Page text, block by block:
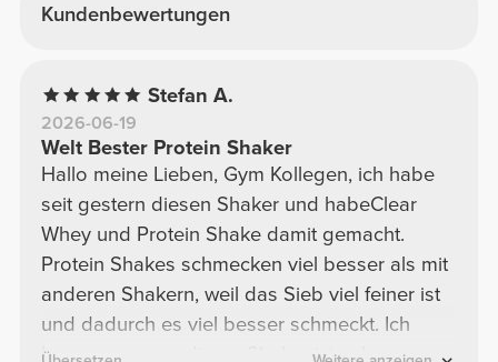
Kundenbewertungen
Stefan A.
2026-06-19
Welt Bester Protein Shaker
Hallo meine Lieben, Gym Kollegen, ich habe
seit gestern diesen Shaker und habeClear
Whey und Protein Shake damit gemacht.
Protein Shakes schmecken viel besser als mit
anderen Shakern, weil das Sieb viel feiner ist
und dadurch es viel besser schmeckt. Ich
kann nur sagen dieser Shaker ist sehr